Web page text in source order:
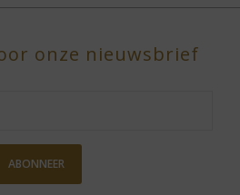
onze nieuwsbrief
ABONNEER